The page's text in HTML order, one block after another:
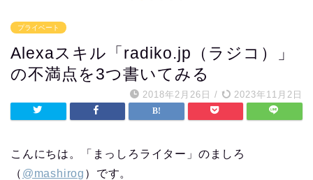
プライベート
Alexaスキル「radiko.jp（ラジコ）」
の不満点を3つ書いてみる
2018年2月26日 / 2023年11月2日
こんにちは。「まっしろライター」のましろ
（ @mashirog ）です。